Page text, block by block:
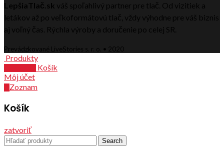
LepšiaTlač.sk váš spoľahlivý partner pre tlač. Od vizitiek a
letákov až po veľkoformátovú tlač, vždy výhodne pre váš biznis
aj voľný čas. Rýchla výroby a doručenie po celej SR.
Prevádzkované LiveStories s. r. o. • 2020
Produkty
Košík
Môj účet
Zoznam
Košík
zatvoriť
Search